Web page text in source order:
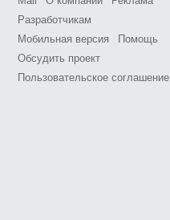
Разработчикам
Мобильная версия
Помощь
Обсудить проект
Пользовательское соглашение